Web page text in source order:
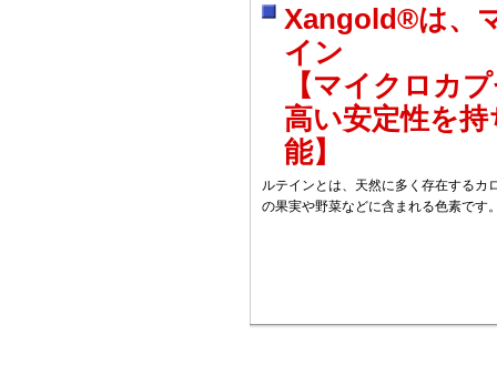
Xangold®は、
イン
【マイクロカ
高い安定性を
能】
ルテインとは、天然に多く存在するカ
の果実や野菜などに含まれる色素です